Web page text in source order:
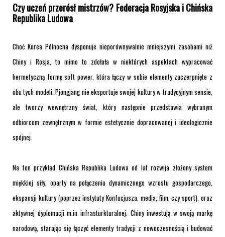
Czy uczeń przerósł mistrzów? Federacja Rosyjska i Chińska
Republika Ludowa
Choć Korea Północna dysponuje nieporównywalnie mniejszymi zasobami niż
Chiny i Rosja, to mimo to zdołała w niektórych aspektach wypracować
hermetyczną formę soft power, która łączy w sobie elementy zaczerpnięte z
obu tych modeli. Pjongjang nie eksportuje swojej kultury w tradycyjnym sensie,
ale tworzy wewnętrzny świat, który następnie przedstawia wybranym
odbiorcom zewnętrznym w formie estetycznie dopracowanej i ideologicznie
spójnej.
Na ten przykład Chińska Republika Ludowa od lat rozwija złożony system
miękkiej siły, oparty na połączeniu dynamicznego wzrostu gospodarczego,
ekspansji kultury (poprzez instytuty Konfucjusza, media, film, czy sport), oraz
aktywnej dyplomacji m.in infrasturkturalnej. Chiny inwestują w swoją markę
narodową, starając się łączyć elementy tradycji z nowoczesnością i budować